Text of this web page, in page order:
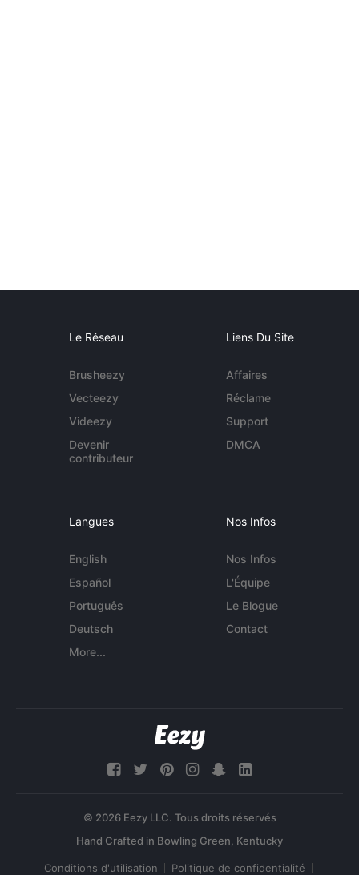
Le Réseau
Brusheezy
Vecteezy
Videezy
Devenir
contributeur
Liens Du Site
Affaires
Réclame
Support
DMCA
Langues
English
Español
Português
Deutsch
More...
Nos Infos
Nos Infos
L'Équipe
Le Blogue
Contact
© 2026 Eezy LLC. Tous droits réservés
Conditions d'utilisation Politique de confidentialité